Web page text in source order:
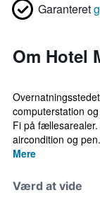
Garanteret
Om Hotel
computerstation
Fi på
aircondition og
Mere
Værd at vide